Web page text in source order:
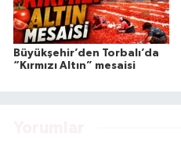
Büyükşehir’den Torbalı’da
“Kırmızı Altın” mesaisi